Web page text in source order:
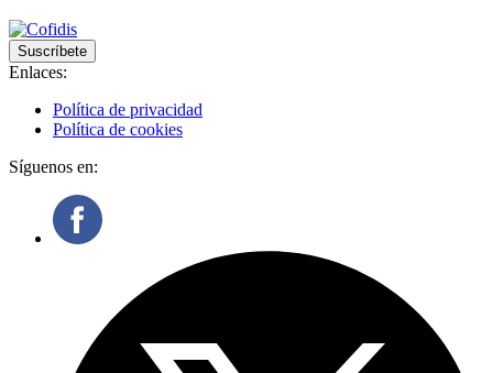
Suscríbete
Enlaces:
Política de privacidad
Política de cookies
Síguenos en: